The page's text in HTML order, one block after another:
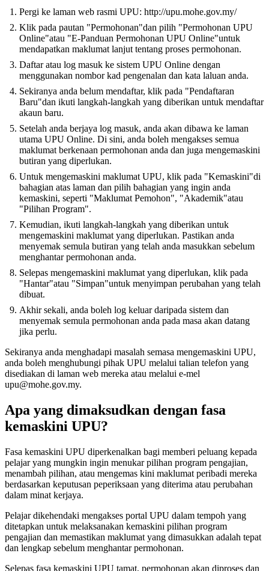
Pergi ke laman web rasmi UPU: http://upu.mohe.gov.my/
Klik pada pautan "Permohonan"dan pilih "Permohonan UPU
Online"atau "E-Panduan Permohonan UPU Online"untuk
mendapatkan maklumat lanjut tentang proses permohonan.
Daftar atau log masuk ke sistem UPU Online dengan
menggunakan nombor kad pengenalan dan kata laluan anda.
Sekiranya anda belum mendaftar, klik pada "Pendaftaran
Baru"dan ikuti langkah-langkah yang diberikan untuk mendaftar
akaun baru.
Setelah anda berjaya log masuk, anda akan dibawa ke laman
utama UPU Online. Di sini, anda boleh mengakses semua
maklumat berkenaan permohonan anda dan juga mengemaskini
butiran yang diperlukan.
Untuk mengemaskini maklumat UPU, klik pada "Kemaskini"di
bahagian atas laman dan pilih bahagian yang ingin anda
kemaskini, seperti "Maklumat Pemohon", "Akademik"atau
"Pilihan Program".
Kemudian, ikuti langkah-langkah yang diberikan untuk
mengemaskini maklumat yang diperlukan. Pastikan anda
menyemak semula butiran yang telah anda masukkan sebelum
menghantar permohonan anda.
Selepas mengemaskini maklumat yang diperlukan, klik pada
"Hantar"atau "Simpan"untuk menyimpan perubahan yang telah
dibuat.
Akhir sekali, anda boleh log keluar daripada sistem dan
menyemak semula permohonan anda pada masa akan datang
jika perlu.
Sekiranya anda menghadapi masalah semasa mengemaskini UPU,
anda boleh menghubungi pihak UPU melalui talian telefon yang
disediakan di laman web mereka atau melalui e-mel
upu@mohe.gov.my.
Apa yang dimaksudkan dengan fasa
kemaskini UPU?
Fasa kemaskini UPU diperkenalkan bagi memberi peluang kepada
pelajar yang mungkin ingin menukar pilihan program pengajian,
menambah pilihan, atau mengemas kini maklumat peribadi mereka
berdasarkan keputusan peperiksaan yang diterima atau perubahan
dalam minat kerjaya.
Pelajar dikehendaki mengakses portal UPU dalam tempoh yang
ditetapkan untuk melaksanakan kemaskini pilihan program
pengajian dan memastikan maklumat yang dimasukkan adalah tepat
dan lengkap sebelum menghantar permohonan.
Selepas fasa kemaskini UPU tamat, permohonan akan diproses dan